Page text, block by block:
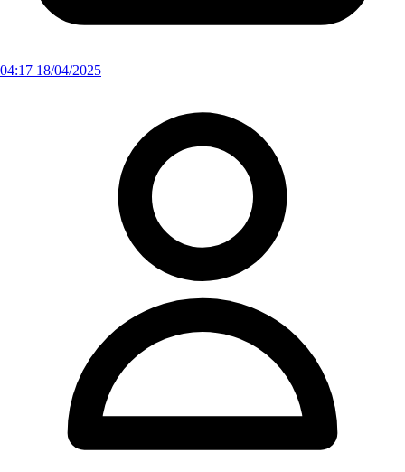
04:17 18/04/2025